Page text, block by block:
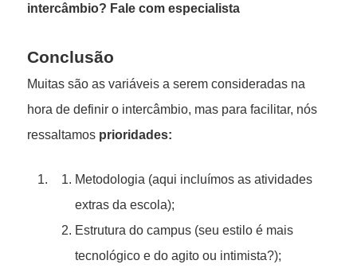
intercâmbio? Fale com especialista
Conclusão
Muitas são as variáveis a serem consideradas na
hora de definir o intercâmbio, mas para facilitar, nós
ressaltamos prioridades:
Metodologia (aqui incluímos as atividades
extras da escola);
Estrutura do campus (seu estilo é mais
tecnológico e do agito ou intimista?);